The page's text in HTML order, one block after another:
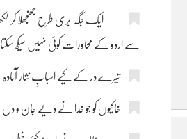
ایک جگہ بری طرح جھنجھلا کر
سے اردو کے محاورات کوئی نہیں سیکھ
تیرے در کے کیے اسبابِ نثار آمادہ
خاکیوں کو جو خدا نے دیے جان و دل